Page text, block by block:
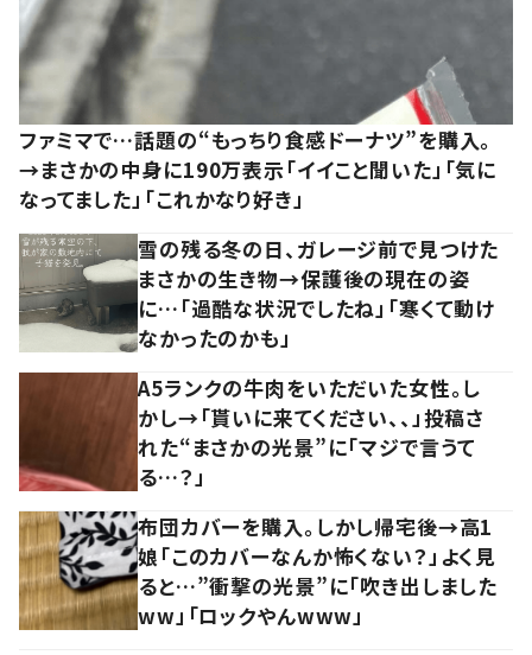
ファミマで…話題の“もっちり食感ドーナツ”を購入。
→まさかの中身に190万表示「イイこと聞いた」「気に
なってました」「これかなり好き」
雪の残る冬の日、ガレージ前で見つけた
まさかの生き物→保護後の現在の姿
に…「過酷な状況でしたね」「寒くて動け
なかったのかも」
A5ランクの牛肉をいただいた女性。し
かし→「貰いに来てください、、」投稿さ
れた“まさかの光景”に「マジで言うて
る…？」
布団カバーを購入。しかし帰宅後→高1
娘「このカバーなんか怖くない？」よく見
ると…”衝撃の光景”に「吹き出しました
ww」「ロックやんwww」